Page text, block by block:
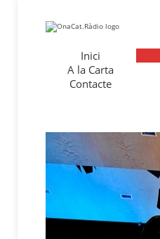
Inici
A la Carta
Contacte